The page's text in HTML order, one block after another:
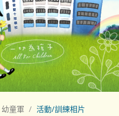
幼童軍 活動/訓練相片